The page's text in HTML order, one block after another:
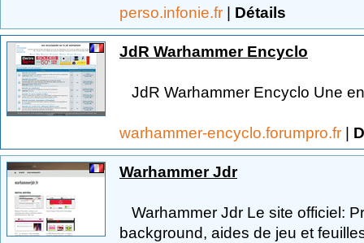
perso.infonie.fr | Détails
JdR Warhammer Encyclo
JdR Warhammer Encyclo Une
warhammer-encyclo.forumpro.fr |
Warhammer Jdr
Warhammer Jdr Le site officiel:
background, aides de jeu et